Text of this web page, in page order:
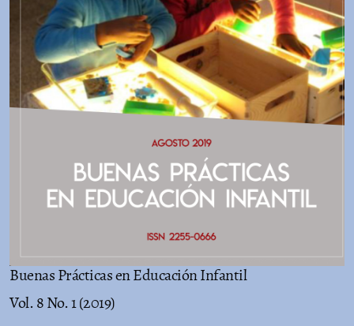
Buenas Prácticas en Educación Infantil
Vol. 8 No. 1 (2019)